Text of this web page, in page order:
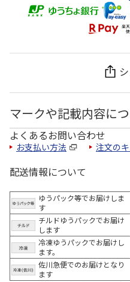
マークや記載内容に
よくあるお問い合わせ
お支払い方法 注文の
配送情報について
ゆうパック等でお届けしま
す
チルドゆうパックでお届け
します
冷凍ゆうパックでお届けし
ます。
佐川急便でのお届けとなり
ます